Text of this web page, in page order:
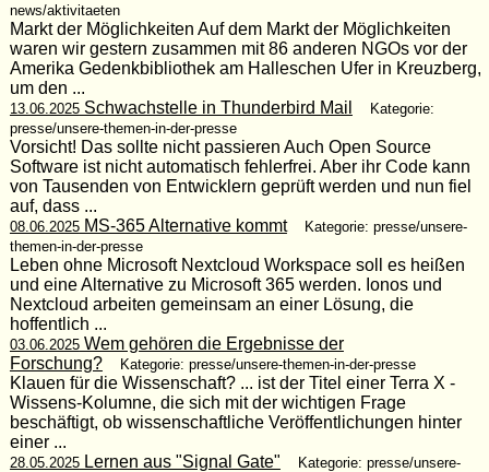
news/aktivitaeten
Markt der Möglichkeiten Auf dem Markt der Möglichkeiten
waren wir gestern zusammen mit 86 anderen NGOs vor der
Amerika Gedenkbibliothek am Halleschen Ufer in Kreuzberg,
um den ...
13.06.2025Schwachstelle in Thunderbird Mail
Kategorie:
presse/unsere-themen-in-der-presse
Vorsicht! Das sollte nicht passieren Auch Open Source
Software ist nicht automatisch fehlerfrei. Aber ihr Code kann
von Tausenden von Entwicklern geprüft werden und nun fiel
auf, dass ...
08.06.2025MS-365 Alternative kommt
Kategorie: presse/unsere-
themen-in-der-presse
Leben ohne Microsoft Nextcloud Workspace soll es heißen
und eine Alternative zu Microsoft 365 werden. Ionos und
Nextcloud arbeiten gemeinsam an einer Lösung, die
hoffentlich ...
03.06.2025Wem gehören die Ergebnisse der
Forschung?
Kategorie: presse/unsere-themen-in-der-presse
Klauen für die Wissenschaft? ... ist der Titel einer Terra X -
Wissens-Kolumne, die sich mit der wichtigen Frage
beschäftigt, ob wissenschaftliche Veröffentlichungen hinter
einer ...
28.05.2025Lernen aus "Signal Gate"
Kategorie: presse/unsere-